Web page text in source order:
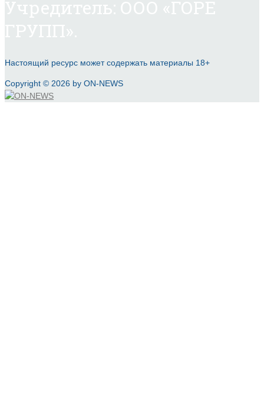
Настоящий ресурс может содержать материалы 18+
Copyright © 2026 by ON-NEWS